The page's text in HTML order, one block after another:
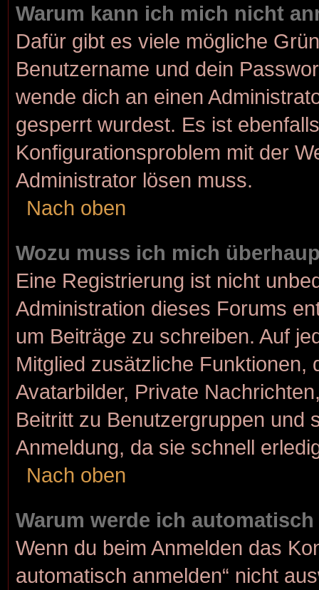
Warum kann ich mich nicht
Dafür gibt es viele mögliche
Benutzername und dein
wende dich an einen
gesperrt wurdest. Es ist
Konfigurationsproblem mit der
Administrator lösen muss.
Nach oben
Wozu muss ich mich
Eine Registrierung ist nicht
Administration dieses Forums
um Beiträge zu schreiben. Auf
Mitglied zusätzliche Funktionen,
Avatarbilder, Private
Beitritt zu Benutzergruppen und
Anmeldung, da sie schnell
Nach oben
Warum werde ich
Wenn du beim Anmelden das
automatisch anmelden“ nicht